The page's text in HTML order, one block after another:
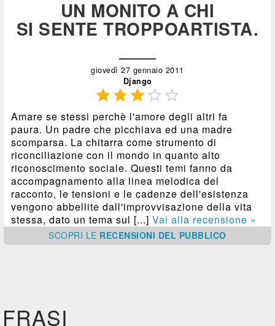
UN MONITO A CHI
SI SENTE TROPPOARTISTA.
giovedì 27 gennaio 2011
Django
 
Amare se stessi perchè l'amore degli altri fa
paura. Un padre che picchiava ed una madre
scomparsa. La chitarra come strumento di
riconciliazione con il mondo in quanto alto
riconoscimento sociale. Questi temi fanno da
accompagnamento alla linea melodica del
racconto, le tensioni e le cadenze dell'esistenza
vengono abbellite dall'improvvisazione della vita
stessa, dato un tema sul [...]Vai alla recensione »
SCOPRI LE RECENSIONI DEL PUBBLICO
FRASI